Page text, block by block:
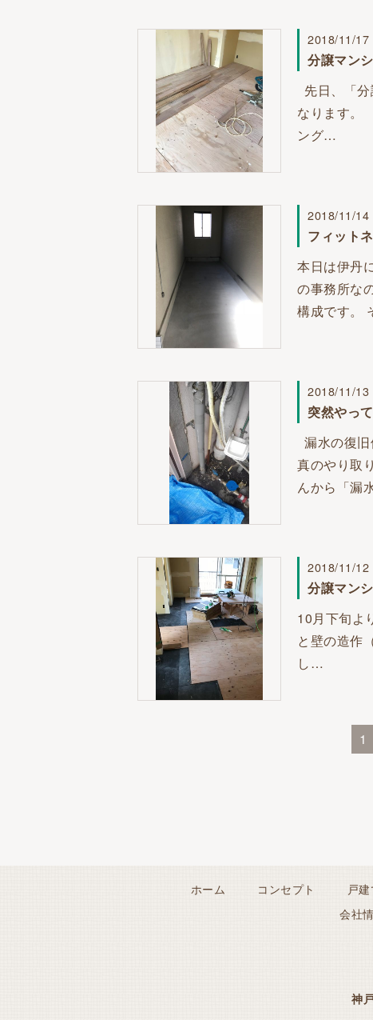
2018/11/17
分譲マン
先日、「
なります。
ング…
2018/11/14
フィット
本日は伊丹
の事務所な
構成です。
2018/11/13
突然やっ
漏水の復
真のやり取
んから「漏
2018/11/12
分譲マン
10月下旬よ
と壁の造作
し…
1
ホーム コンセプト 戸
会社
神